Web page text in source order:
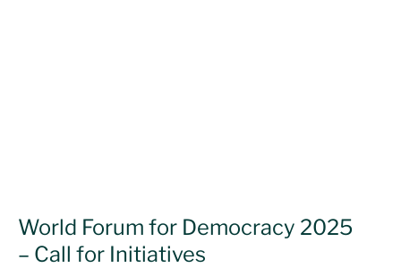
World Forum for Democracy 2025
– Call for Initiatives